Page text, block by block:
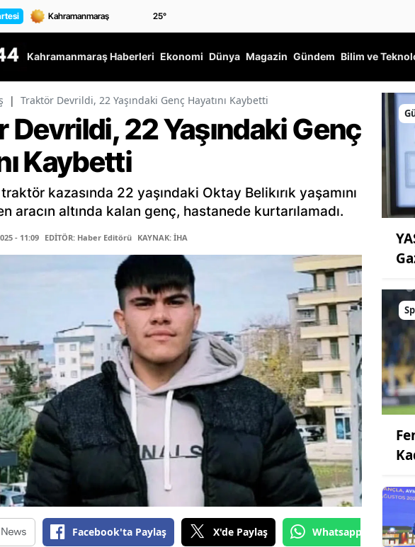
25°
Kahramanmaraş Haberleri Ekonomi Dünya Magazin Gündem Bilim ve
| Traktör Devrildi, 22 Yaşındaki Genç Hayatını Kaybetti
Devrildi, 22 Yaşındaki Genç
Kaybetti
kazasında 22 yaşındaki Oktay Belikırık yaşamını
aracın altında kalan genç, hastanede kurtarılamadı.
- 11:09 EDİTÖR: Haber Editörü KAYNAK: İHA
Facebook'ta Paylaş X'de Paylaş Whatsapp'tan